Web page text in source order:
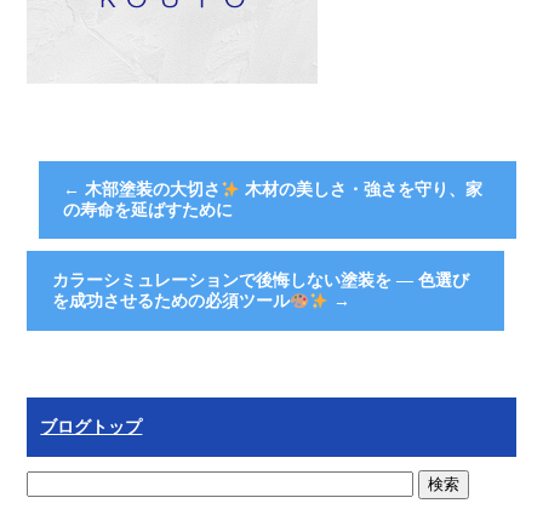
← 木部塗装の大切さ
木材の美しさ・強さを守り、家
の寿命を延ばすために
カラーシミュレーションで後悔しない塗装を ― 色選び
を成功させるための必須ツール
→
ブログトップ